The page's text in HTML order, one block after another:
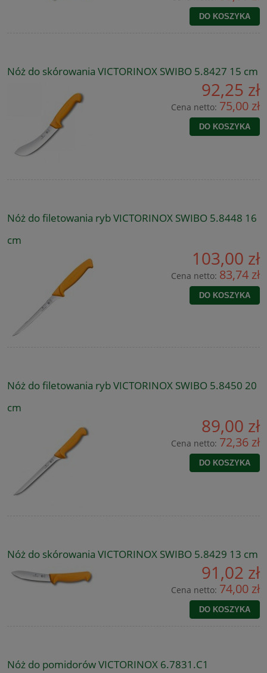
DO KOSZYKA
Nóż do skórowania VICTORINOX SWIBO 5.8427 15 cm
92,25 zł
Cena netto: 75,00 zł
DO KOSZYKA
Nóż do filetowania ryb VICTORINOX SWIBO 5.8448 16
cm
103,00 zł
Cena netto: 83,74 zł
DO KOSZYKA
Nóż do filetowania ryb VICTORINOX SWIBO 5.8450 20
cm
89,00 zł
Cena netto: 72,36 zł
DO KOSZYKA
Nóż do skórowania VICTORINOX SWIBO 5.8429 13 cm
91,02 zł
Cena netto: 74,00 zł
DO KOSZYKA
Nóż do pomidorów VICTORINOX 6.7831.C1